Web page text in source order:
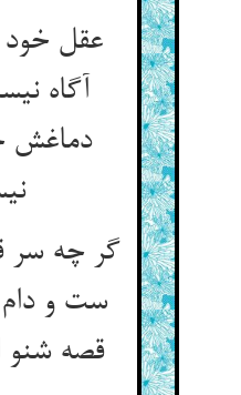
عقل خود
آگاه
دماغش
نیست‌‌
گر چه سر
ست و